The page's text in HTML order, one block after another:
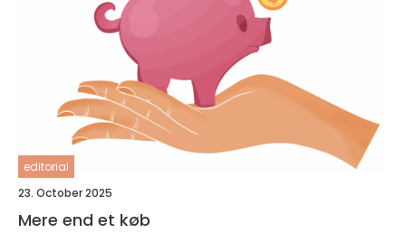
editorial
23. October 2025
Mere end et køb